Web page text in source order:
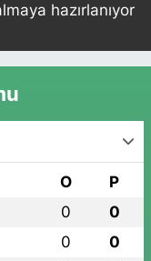
hazırlanıyor
O P
0 0
0 0